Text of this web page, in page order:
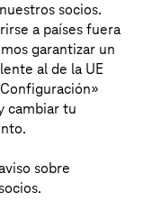
pueden
seguras y
socios.
a países fuera
garantizar un
al de la UE
cambiar tu
sobre